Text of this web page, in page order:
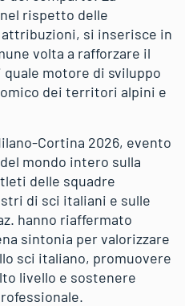
rispetto delle
si inserisce in
volta a rafforzare il
motore di sviluppo
dei territori alpini e
Cortina 2026, evento
mondo intero sulla
delle squadre
di sci italiani e sulle
hanno riaffermato
sintonia per valorizzare
sci italiano, promuovere
livello e sostenere